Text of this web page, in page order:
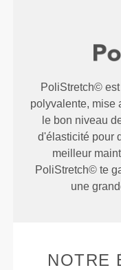
PoliStretch©
polyvalente, mise
le bon niveau
d'élasticité pour
meilleur
PoliStretch© te
une
NOTRE